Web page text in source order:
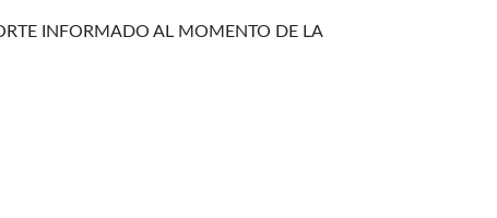
INFORMADO AL MOMENTO DE LA